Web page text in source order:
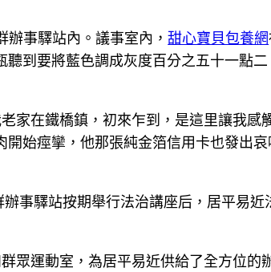
辦事驛站內。議事室內，甜心寶貝包養網
聽到要將藍色調成灰度百分之五十一點
家在鐵橋鎮，初來乍到，是這里讓我感
始痙攣，他那張純金箔信用卡也發出
事驛站按期舉行法治講座后，居平易近
眾運動室，為居平易近供給了全方位的